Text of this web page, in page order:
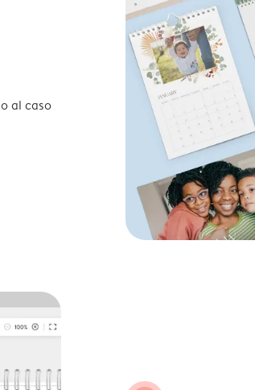
al caso